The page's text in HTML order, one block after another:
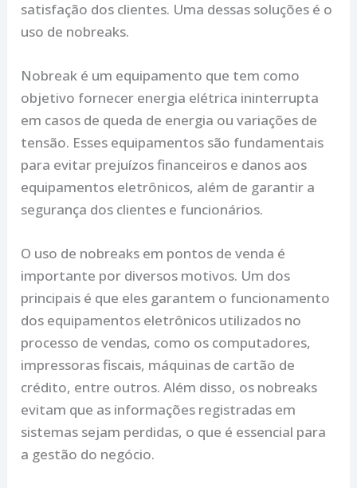
satisfação dos clientes. Uma dessas soluções é o
uso de nobreaks.
Nobreak é um equipamento que tem como
objetivo fornecer energia elétrica ininterrupta
em casos de queda de energia ou variações de
tensão. Esses equipamentos são fundamentais
para evitar prejuízos financeiros e danos aos
equipamentos eletrônicos, além de garantir a
segurança dos clientes e funcionários.
O uso de nobreaks em pontos de venda é
importante por diversos motivos. Um dos
principais é que eles garantem o funcionamento
dos equipamentos eletrônicos utilizados no
processo de vendas, como os computadores,
impressoras fiscais, máquinas de cartão de
crédito, entre outros. Além disso, os nobreaks
evitam que as informações registradas em
sistemas sejam perdidas, o que é essencial para
a gestão do negócio.